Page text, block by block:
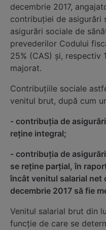
decembrie 2017,
contribuției de asigurări
asigurări sociale de
prevederilor Codului
25% (CAS) și, respectiv
majorat.
Contribuțiile sociale
venitul brut, după cum
- contribuția de
reține integral;
- contribuția de
se reține parțial, în
încât venitul salarial net
decembrie 2017 să fie
Venitul salarial brut din
funcție de care se